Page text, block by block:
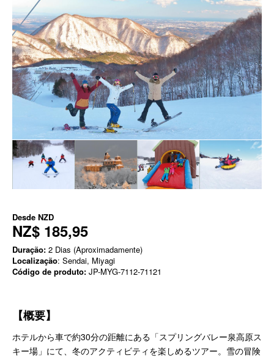
Desde NZD
NZ$ 185,95
Duração: 2 Dias (Aproximadamente)
Localização: Sendai, Miyagi
Código de produto: JP-MYG-7112-71121
【概要】
ホテルから車で約30分の距離にある「スプリングバレー泉高原ス
キー場」にて、冬のアクティビティを楽しめるツアー。雪の冒険